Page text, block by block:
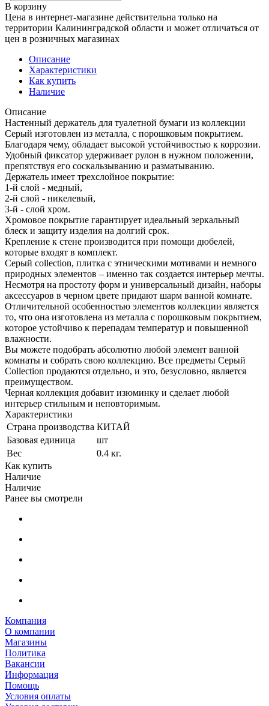
В корзину
Цена в интернет-магазине действительна только на
территории Калининградской области и может отличаться от
цен в розничных магазинах
Описание
Характеристики
Как купить
Наличие
Описание
Настенный держатель для туалетной бумаги из коллекции
Серый изготовлен из металла, с порошковым покрытием.
Благодаря чему, обладает высокой устойчивостью к коррозии.
Удобный фиксатор удерживает рулон в нужном положении,
препятствуя его соскальзыванию и разматыванию.
Держатель имеет трехслойное покрытие:
1-й слой - медный,
2-й слой - никелевый,
3-й - слой хром.
Хромовое покрытие гарантирует идеальный зеркальный
блеск и защиту изделия на долгий срок.
Крепление к стене производится при помощи дюбелей,
которые входят в комплект.
Серый collection, плитка с этническими мотивами и немного
природных элементов – именно так создается интерьер мечты.
Несмотря на простоту форм и универсальный дизайн, наборы
аксессуаров в черном цвете придают шарм ванной комнате.
Отличительной особенностью элементов коллекции является
то, что она изготовлена из металла с порошковым покрытием,
которое устойчиво к перепадам температур и повышенной
влажности.
Вы можете подобрать абсолютно любой элемент ванной
комнаты и собрать свою коллекцию. Все предметы Серый
Collection продаются отдельно, и это, безусловно, является
преимуществом.
Черная коллекция добавит изюминку и сделает любой
интерьер стильным и неповторимым.
Характеристики
Страна производства КИТАЙ
Базовая единица
шт
Вес
0.4 кг.
Как купить
Наличие
Наличие
Ранее вы смотрели
Компания
О компании
Магазины
Политика
Вакансии
Информация
Помощь
Условия оплаты